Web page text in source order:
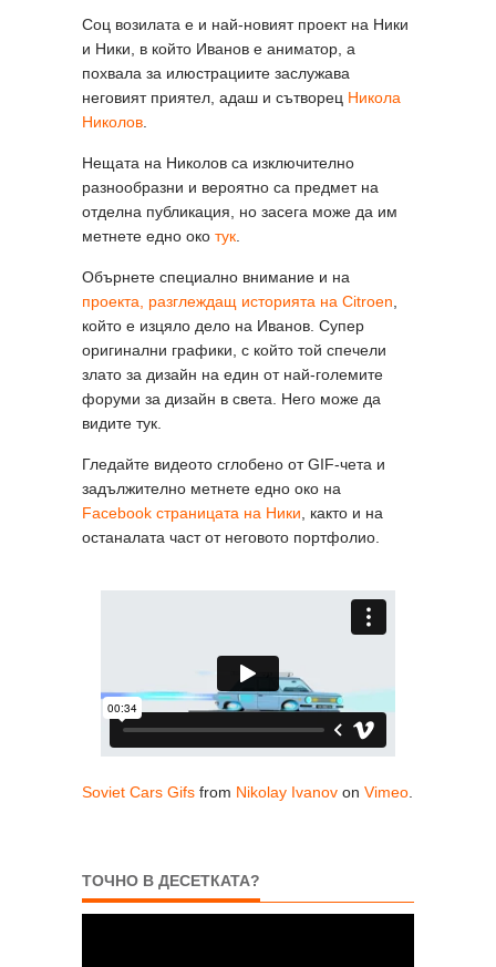
Соц возилата е и най-новият проект на Ники
и Ники, в който Иванов е аниматор, а
похвала за илюстрациите заслужава
неговият приятел, адаш и сътворец Никола
Николов
Нещата на Николов са изключително
разнообразни и вероятно са предмет на
отделна публикация, но засега може да им
метнете едно око тук
Обърнете специално внимание и на
проекта, разглеждащ историята на Citroen
който е изцяло дело на Иванов. Супер
оригинални графики, с който той спечели
злато за дизайн на един от най-големите
форуми за дизайн в света. Него може да
видите тук.
Гледайте видеото сглобено от GIF-чета и
задължително метнете едно око на
Facebook страницата на Ники , както и на
останалата част от неговото портфолио.
Soviet Cars Gifs from Nikolay Ivanov on Vimeo
ТОЧНО В ДЕСЕТКАТА?